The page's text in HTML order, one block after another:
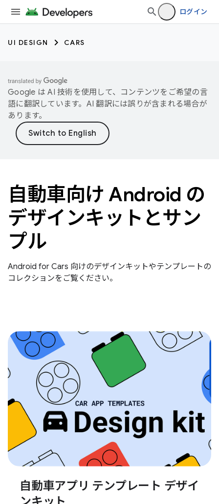
ログイン
UI DESIGN CARS
Google は AI 技術を使用して、コンテンツをご希望の言
語に翻訳しています。AI 翻訳には誤りが含まれる場合が
あります。
自動車向け Android の
デザインキットとサン
プル
Android for Cars 向けのデザインキットやテンプレートの
コレクションをご覧ください。
自動車アプリ テンプレート デザイ